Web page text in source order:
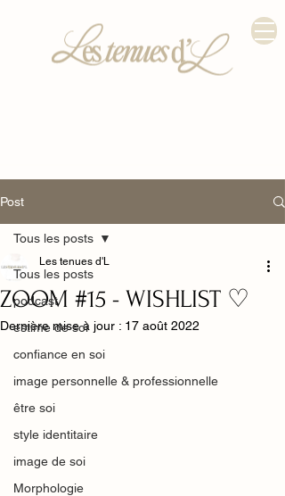
Post
Tous les posts
podcast
estime de soi
confiance en soi
image personnelle & professionnelle
être soi
style identitaire
image de soi
Morphologie
Tous les posts
ZOOM #15 - WISHLIST ♡
Les tenues d'L
Dernière mise à jour : 17 août 2022